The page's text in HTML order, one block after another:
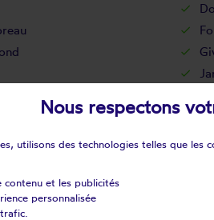
saint-hilaire
aux-lys
Nous respectons
utilisons des technologies telles que les
contenu et les publicités
personnalisée